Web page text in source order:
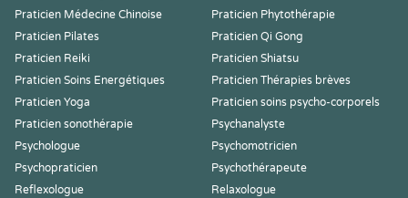
Praticien Médecine Chinoise
Praticien Phytothérapie
Praticien Pilates
Praticien Qi Gong
Praticien Reiki
Praticien Shiatsu
Praticien Soins Energétiques
Praticien Thérapies brèves
Praticien Yoga
Praticien soins psycho-corporels
Praticien sonothérapie
Psychanalyste
Psychologue
Psychomotricien
Psychopraticien
Psychothérapeute
Reflexologue
Relaxologue